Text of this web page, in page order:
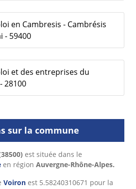
en Cambresis - Cambrésis
- 59400
et des entreprises du
28100
sur la commune
est située dans le
en région Auvergne-Rhône-Alpes.
Voiron est 5.58240310671 pour la